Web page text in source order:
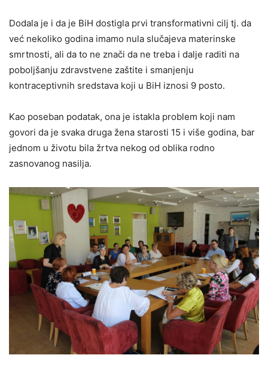
Dodala je i da je BiH dostigla prvi transformativni cilj tj. da
već nekoliko godina imamo nula slučajeva materinske
smrtnosti, ali da to ne znači da ne treba i dalje raditi na
poboljšanju zdravstvene zaštite i smanjenju
kontraceptivnih sredstava koji u BiH iznosi 9 posto.
Kao poseban podatak, ona je istakla problem koji nam
govori da je svaka druga žena starosti 15 i više godina, bar
jednom u životu bila žrtva nekog od oblika rodno
zasnovanog nasilja.